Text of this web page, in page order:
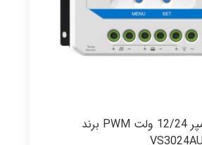
شارژکنترلر 30 آمپر 12/24 ولت PWM برند